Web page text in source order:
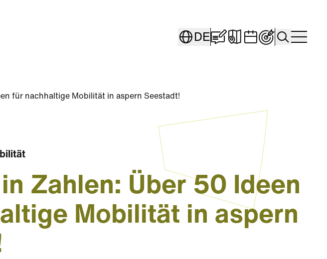
DE Blog "Seestadt
Interaktive Karte
Search
für nachhaltige Mobilität in aspern Seestadt!
Zahlen: Über 50 Ideen
Mobilität in aspern